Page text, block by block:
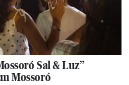
Sal & Luz”
Mossoró